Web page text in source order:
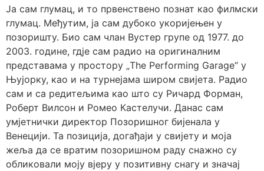
Ја сам глумац, и то првенствено познат као филмски
глумац. Међутим, ја сам дубоко укоријењен у
позоришту. Био сам члан Вустер групе од 1977. до
2003. године, гдје сам радио на оригиналним
представама у простору „The Performing Garage“ у
Њујорку, као и на турнејама широм свијета. Радио
сам и са редитељима као што су Ричард Форман,
Роберт Вилсон и Ромео Кастелучи. Данас сам
умјетнички директор Позоришног бијенала у
Венецији. Та позиција, догађаји у свијету и моја
жеља да се вратим позоришном раду снажно су
обликовали моју вјеру у позитивну снагу и значај